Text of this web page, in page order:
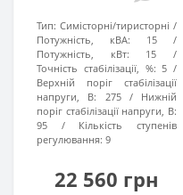
Тип: Симісторні/тиристорні
Потужність, кВА:
15
Потужність, кВт:
15
Точність стабілізації, %: 5
Верхній поріг стабілізації
напруги, В:
275
Нижній
поріг стабілізації напруги, В:
95
Кількість ступенів
регулювання: 9
22 560 грн